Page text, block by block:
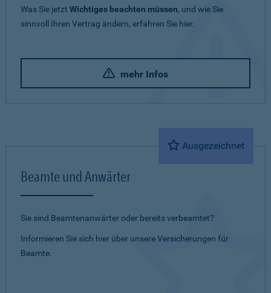
Was Sie jetzt Wichtiges beachten müssen, und wie Sie
sinnvoll Ihren Vertrag ändern, erfahren Sie hier.
mehr Infos
Ausgezeichnet
Beamte und Anwärter
Sie sind Beamtenanwärter oder bereits verbeamtet?
Informieren Sie sich hier über unsere Versicherungen für
Beamte.